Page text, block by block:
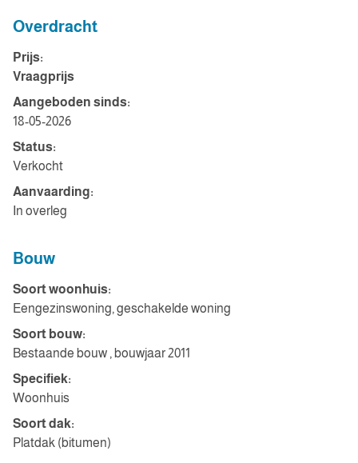
Overdracht
Prijs:
Vraagprijs
Aangeboden sinds:
18-05-2026
Status:
Verkocht
Aanvaarding:
In overleg
Bouw
Soort woonhuis:
Eengezinswoning, geschakelde woning
Soort bouw:
Bestaande bouw , bouwjaar 2011
Specifiek:
Woonhuis
Soort dak:
Platdak (bitumen)